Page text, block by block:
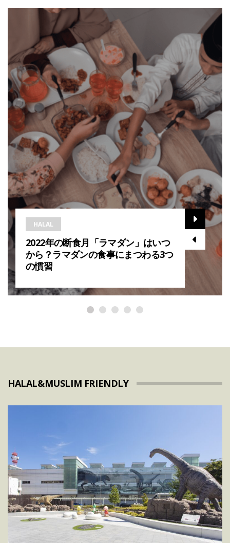
HALAL
2022年の断食月「ラマダン」はいつ
から？ラマダンの食事にまつわる3つ
の慣習
HALAL&MUSLIM FRIENDLY